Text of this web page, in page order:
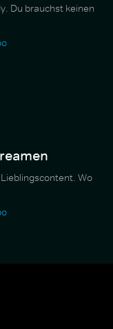
Du brauchst keinen
Wo